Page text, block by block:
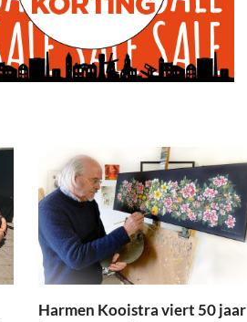
Harmen Kooistra viert 50 jaar